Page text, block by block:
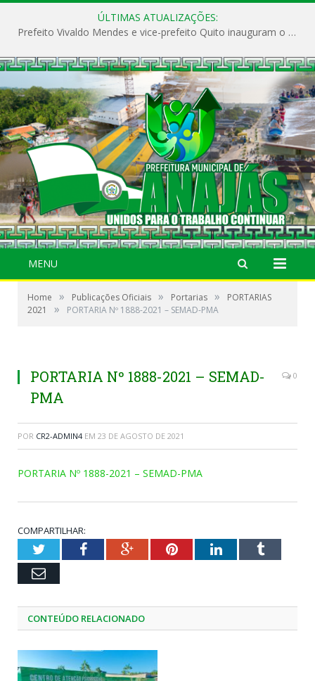
ÚLTIMAS ATUALIZAÇÕES:
Prefeito Vivaldo Mendes e vice-prefeito Quito inauguram o CAPS e fortalecem a saúde pública em Anajás.
MENU
Home » Publicações Oficiais » Portarias »
PORTARIAS
2021
» PORTARIA Nº 1888-2021 – SEMAD-PMA
PORTARIA Nº 1888-2021 – SEMAD-
PMA
0
POR CR2-ADMIN4 EM 23 DE AGOSTO DE 2021
PORTARIA Nº 1888-2021 – SEMAD-PMA
COMPARTILHAR:
TwitterFacebookGoogle+PinterestLinkedInTumblr
Email
CONTEÚDO RELACIONADO